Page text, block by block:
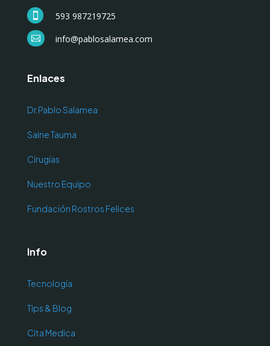
 593 987219725
 info@pablosalamea.com
Enlaces
Dr.Pablo Salamea
Saine Tauma
Cirugías
Nuestro Equipo
Fundación Rostros Felices
Info
Tecnología
Tips & Blog
Cita Medica